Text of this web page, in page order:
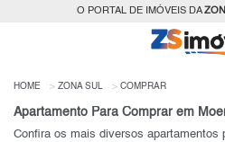
O PORTAL DE IMÓVEIS DA
HOME ZONA SUL COMPRAR
Apartamento Para Comprar em
Confira os mais diversos apartamentos